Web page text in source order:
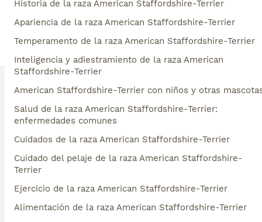
Historia de la raza American Staffordshire-Terrier
Apariencia de la raza American Staffordshire-Terrier
Temperamento de la raza American Staffordshire-Terrier
Inteligencia y adiestramiento de la raza American
Staffordshire-Terrier
American Staffordshire-Terrier con niños y otras
Salud de la raza American Staffordshire-Terrier:
enfermedades comunes
Cuidados de la raza American Staffordshire-Terrier
Cuidado del pelaje de la raza American Staffordshire-
Terrier
Ejercicio de la raza American Staffordshire-Terrier
Alimentación de la raza American Staffordshire-Terrier